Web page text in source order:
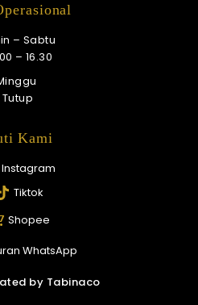
– Sabtu
– 16.30
Tutup
Kami
Instagram
Tiktok
Shopee
WhatsApp
by Tabinaco